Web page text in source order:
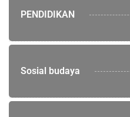
PENDIDIKAN
Sosial budaya